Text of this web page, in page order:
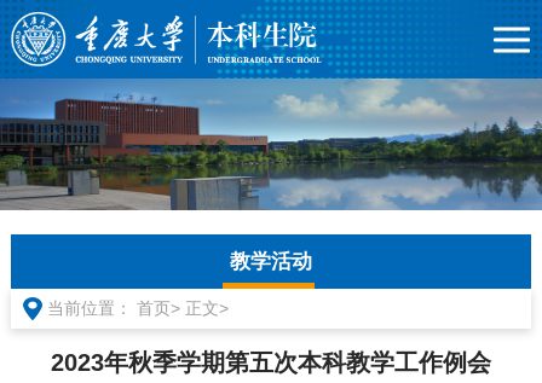
教学活动
当前位置： 首页> 正文>
2023年秋季学期第五次本科教学工作例会